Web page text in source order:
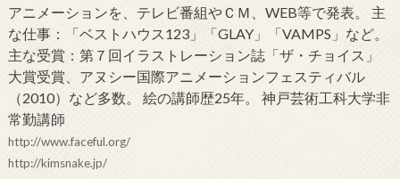
アニメーションを、テレビ番組やＣＭ、WEB等で発表。 主
な仕事：「ベストハウス123」「GLAY」「VAMPS」など。
主な受賞：第７回イラストレーション誌「ザ・チョイス」
大賞受賞、アヌシー国際アニメーションフェスティバル
（2010）など多数。 絵の講師歴25年。 神戸芸術工科大学非
常勤講師
http://www.faceful.org/
http://kimsnake.jp/